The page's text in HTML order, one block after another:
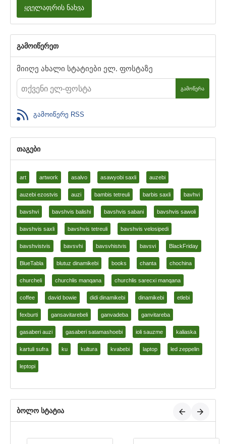
ყველაფრის ნახვა
გამოიწერეთ
მიიღე ახალი სტატიები ელ. ფოსტაზე
ᲒᲐᲛᲝᲬᲔᲠᲐ
გამოიწერე RSS
თაგები
art artwork asalvo asawyobi saxli auzebi
auzebi ezostvis auzi bambis tetreuli barbis saxli bavhvi
bavshvi bavshvis balishi bavshvis sabani bavshvis sawoli
bavshvis saxli bavshvis tetreuli bavshvis velosipedi
bavshvistvis bavsvhi bavsvhistvis bavsvi BlackFriday
BlueTabla blutuz dinamikebi books chanta chochina
churcheli churchlis manqana churchlis sarecxi manqana
coffee david bowie didi dinamikebi dinamikebi etlebi
fexburti gansavitarebeli ganvadeba ganvitareba
gasaberi auzi gasaberi satamashoebi ioli sauzme kaliaska
kartuli sufra ku kultura kvabebi laptop led zeppelin
leptopi
ბოლო სტატია